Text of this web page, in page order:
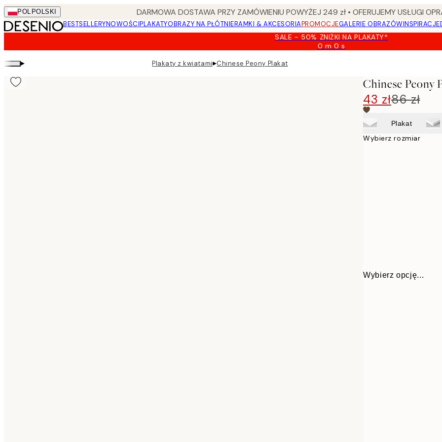
Skip
to
main
POL POLSKI DARMOWA DOSTAWA PRZY ZAMÓWIENIU POWYŻEJ 249 zł • OFERUJEMY USŁUGI
BESTSELLERYNOWOŚCIPLAKATYOBRAZY NA PŁÓTNIERAMKI & AKCESORIAPROMOCJEGALERIE OBRAZÓWINSPIRACJE
SALE - 50% ZNIŻKI NA PLAKATY*
0 m0 s
Ważny
▸ Plakaty z kwiatami▸Chinese Peony Plakat
Chinese Peony
43 zł86 zł
Plakat
Wybierz rozmiar
Wybierz opcję...